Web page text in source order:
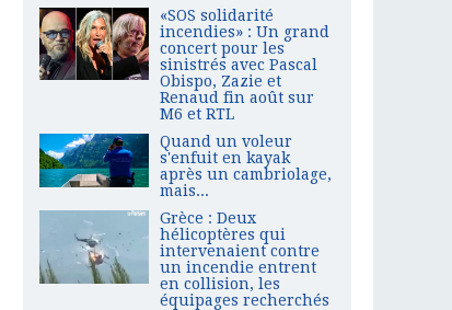
«SOS solidarité
incendies» : Un grand
concert pour les
sinistrés avec Pascal
Obispo, Zazie et
Renaud fin août sur
M6 et RTL
Quand un voleur
s'enfuit en kayak
après un cambriolage,
mais...
Grèce : Deux
hélicoptères qui
intervenaient contre
un incendie entrent
en collision, les
équipages recherchés